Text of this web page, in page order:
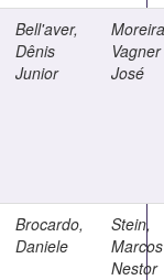
Bell'aver,
Dênis
Junior
Vagner
José
Brocardo,
Daniele
Stein,
Marcos
Nestor